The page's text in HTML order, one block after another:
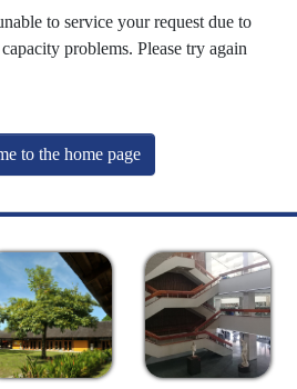
to service your request due to
problems. Please try again
to the home page